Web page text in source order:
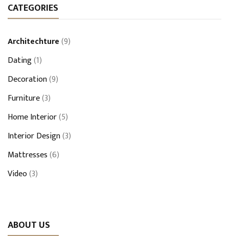
CATEGORIES
Architechture(9)
Dating(1)
Decoration(9)
Furniture(3)
Home Interior(5)
Interior Design(3)
Mattresses(6)
Video(3)
ABOUT US